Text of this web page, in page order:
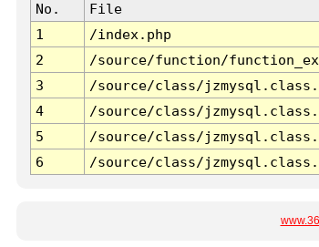
No. File
1
/index.php
2
/source/function/
3
/source/class/
4
/source/class/
5
/source/class/
6
/source/class/